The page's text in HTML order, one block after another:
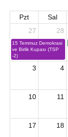
Pzt Sal
27
15 Temmuz Demokrasi
ve Birlik Kupası (TSP
-2)
28
3 4
10 11
17 18